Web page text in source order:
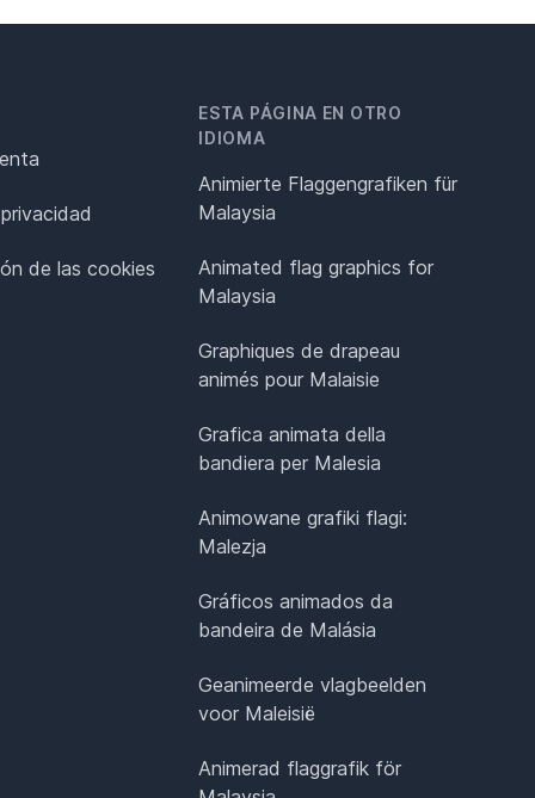
de las cookies
ESTA PÁGINA EN OTRO
IDIOMA
Animierte Flaggengrafiken für
Malaysia
Animated flag graphics for
Malaysia
Graphiques de drapeau
animés pour Malaisie
Grafica animata della
bandiera per Malesia
Animowane grafiki flagi:
Malezja
Gráficos animados da
bandeira de Malásia
Geanimeerde vlagbeelden
voor Maleisië
Animerad flaggrafik för